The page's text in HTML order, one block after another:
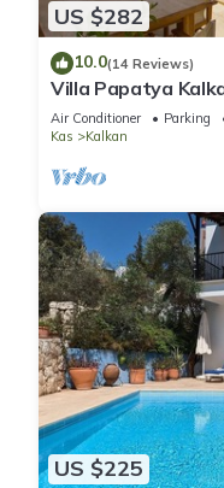
US $282
10.0(14 Reviews)
Villa Papatya
Private Pool, 2
Air Conditioner Parking
Kas
Kalkan
US $225